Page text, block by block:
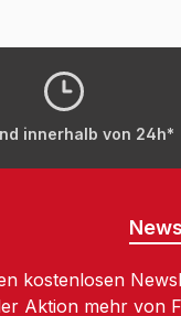
innerhalb von 24h*
kostenlosen
Aktion mehr von